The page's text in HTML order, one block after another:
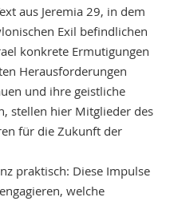
aus Jeremia 29, in dem
Exil befindlichen
konkrete Ermutigungen
Herausforderungen
und ihre geistliche
stellen hier Mitglieder des
für die Zukunft der
praktisch: Diese Impulse
welche